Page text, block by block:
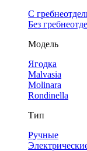
С
Без
Модель
Ягодка
Malvasia
Molinara
Rondinella
Тип
Ручные